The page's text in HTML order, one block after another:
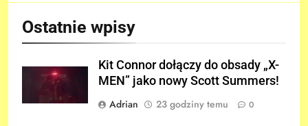
Ostatnie wpisy
Kit Connor dołączy do obsady „X-
MEN” jako nowy Scott Summers!
Adrian
23 godziny temu 0